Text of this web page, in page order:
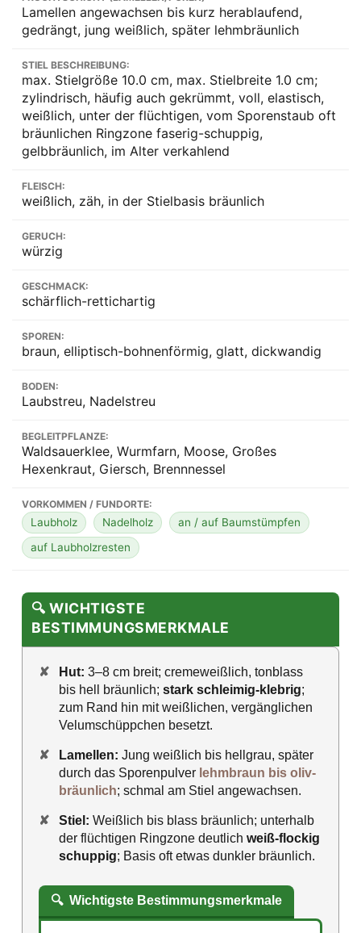
Lamellen angewachsen bis kurz herablaufend,
gedrängt, jung weißlich, später lehmbräunlich
STIEL BESCHREIBUNG:
max. Stielgröße 10.0 cm, max. Stielbreite 1.0 cm;
zylindrisch, häufig auch gekrümmt, voll, elastisch,
weißlich, unter der flüchtigen, vom Sporenstaub oft
bräunlichen Ringzone faserig-schuppig,
gelbbräunlich, im Alter verkahlend
FLEISCH:
weißlich, zäh, in der Stielbasis bräunlich
GERUCH:
würzig
GESCHMACK:
schärflich-rettichartig
SPOREN:
braun, elliptisch-bohnenförmig, glatt, dickwandig
BODEN:
Laubstreu, Nadelstreu
BEGLEITPFLANZE:
Waldsauerklee, Wurmfarn, Moose, Großes
Hexenkraut, Giersch, Brennnessel
VORKOMMEN / FUNDORTE:
Laubholz Nadelholz
an / auf Baumstümpfen
auf Laubholzresten
🔍 WICHTIGSTE
BESTIMMUNGSMERKMALE
✘ Hut: 3–8 cm breit; cremeweißlich, tonblass
bis hell bräunlich; stark schleimig-klebrig;
zum Rand hin mit weißlichen, vergänglichen
Velumschüppchen besetzt.
✘ Lamellen: Jung weißlich bis hellgrau, später
durch das Sporenpulver lehmbraun bis oliv-
bräunlich; schmal am Stiel angewachsen.
✘ Stiel: Weißlich bis blass bräunlich; unterhalb
der flüchtigen Ringzone deutlich weiß-flockig
schuppig; Basis oft etwas dunkler bräunlich.
🔍 Wichtigste Bestimmungsmerkmale